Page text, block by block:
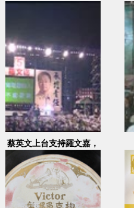
領域 自然與生活科技領域
蔡英文上台支持羅文嘉，
蕭煌奇演唱